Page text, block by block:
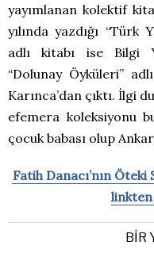
yayımlanan kolektif
yılında yazdığı “Türk
adlı kitabı ise Bilgi
“Dolunay Öyküleri”
Karınca’dan çıktı. İlgi
efemera koleksiyonu
çocuk babası olup
Fatih Danacı’nın Öteki
BIR